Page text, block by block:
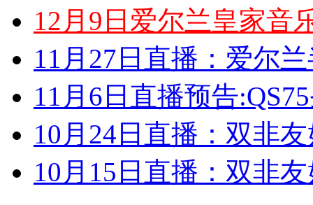
12月9日爱尔兰皇家音
11月27日直播：爱尔
11月6日直播预告
10月24日直播：双非
10月15日直播：双非